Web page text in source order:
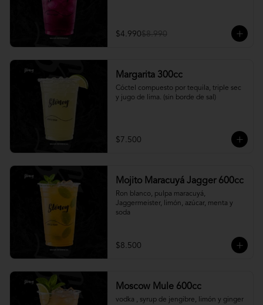
$4.990$8.990
Margarita 300cc
Cóctel compuesto por tequila, triple sec
y jugo de lima. (sin borde de sal)
$7.500
Mojito Maracuyá Jagger 600cc
Ron blanco, pulpa maracuyá,
Jaggermeister, limón, azúcar, menta y
soda
$8.500
Moscow Mule 600cc
vodka , syrup de jengibre, limón y ginger